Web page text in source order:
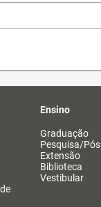
Ensino
Graduação
Pesquisa/Pós
Extensão
Biblioteca
Vestibular